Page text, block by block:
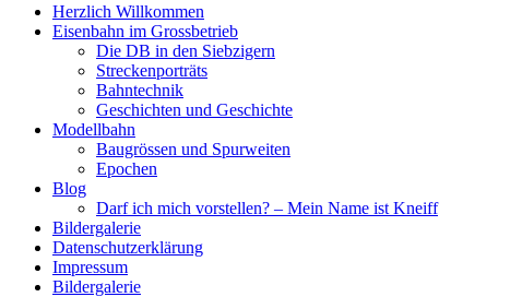
Herzlich Willkommen
Eisenbahn im Grossbetrieb
Die DB in den Siebzigern
Streckenporträts
Bahntechnik
Geschichten und Geschichte
Modellbahn
Baugrössen und Spurweiten
Epochen
Blog
Darf ich mich vorstellen? – Mein Name ist Kneiff
Bildergalerie
Datenschutzerklärung
Impressum
Bildergalerie